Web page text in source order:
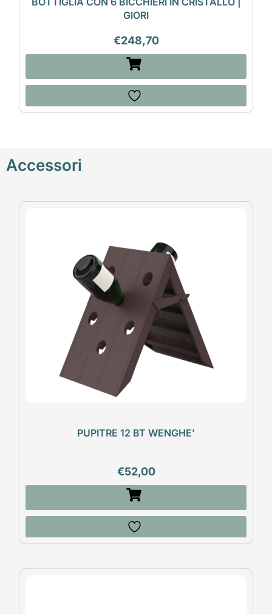
GIORI
€248,70
Accessori
PUPITRE 12 BT WENGHE’
€52,00